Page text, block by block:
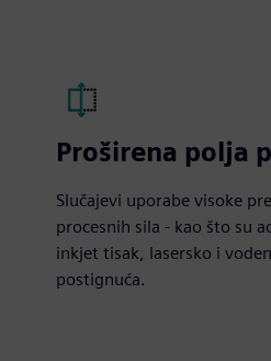
Proširena polja
Slučajevi uporabe visoke
procesnih sila - kao što su
inkjet tisak, lasersko i
postignuća.